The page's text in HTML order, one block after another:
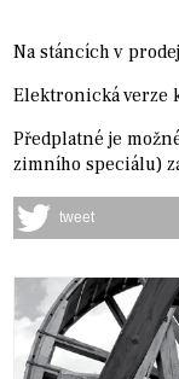
Na stáncích v
Elektronická verze
Předplatné je
zimního speciálu)
tweet